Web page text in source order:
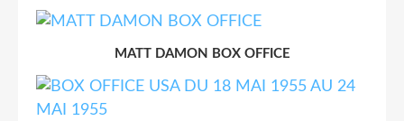
MATT DAMON BOX OFFICE